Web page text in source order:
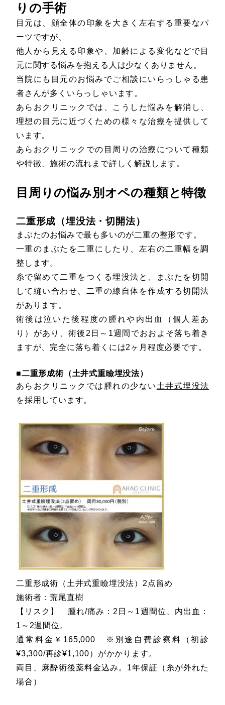
りの手術
目元は、顔全体の印象を大きく左右する重要なパ
ーツですが、
他人から見える印象や、加齢による変化などで目
元に関する悩みを抱える人は少なくありません。
当院にも目元のお悩みでご相談にいらっしゃる患
者さんが多くいらっしゃいます。
あらおクリニックでは、こうした悩みを解消し、
理想の目元に近づくための様々な治療を提供して
います。
あらおクリニックでの目周りの治療について種類
や特徴、施術の流れまで詳しく解説します。
目周りの悩み別オペの種類と特徴
二重形成（埋没法・切開法）
まぶたのお悩みで最も多いのが二重の整形です。
一重のまぶたを二重にしたり、左右の二重幅を調
整します。
糸で留めて二重をつくる埋没法と、まぶたを切開
して縫い合わせ、二重の線自体を作成する切開法
があります。
術後は泣いた後程度の腫れや内出血（個人差あ
り）があり、術後2日～1週間でおおよそ落ち着き
ますが、完全に落ち着くには2ヶ月程度必要です。
■二重形成術（土井式重瞼埋没法）
あらおクリニックでは腫れの少ない 土井式埋没法
を採用しています。
二重形成術（土井式重瞼埋没法）2点留め
施術者：荒尾直樹
【リスク】 腫れ/痛み：2日～1週間位、内出血：
1～2週間位。
通常料金￥165,000 ※別途自費診察料（初診
¥3,300/再診¥1,100）がかかります。
両目、麻酔術後薬料金込み。1年保証（糸が外れた
場合）